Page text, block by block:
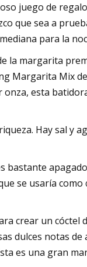
juego de
que sea a
para la
la margarita
Margarita Mix
esta
Hay sal y
se usaría
crear un cóctel
dulces notas
es una gran